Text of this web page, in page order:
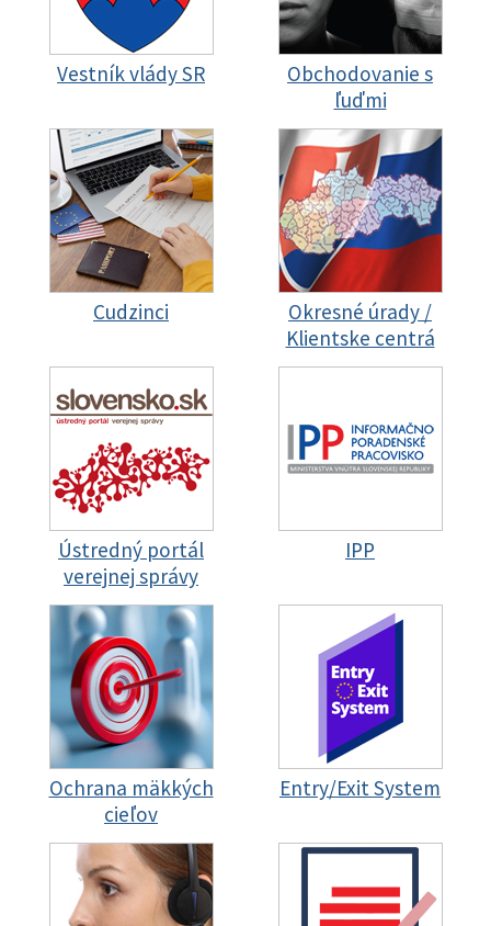
Vestník vlády SR
Obchodovanie s
ľuďmi
Cudzinci
Okresné úrady /
Klientske centrá
Ústredný portál
verejnej správy
IPP
Ochrana mäkkých
cieľov
Entry/Exit System